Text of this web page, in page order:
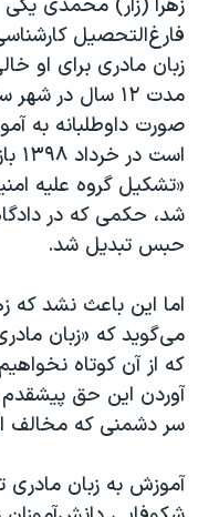
زهرا (زار) محمدی
فارغ‌التحصیل
زبان مادری برای او
مدت ۱۲ سال در
صورت داوطلبانه به
شد، حکمی که در
حبس تبدیل شد.
اما این باعث نشد
می‌گوید که «زبان
که از آن کوتاه
آوردن این حق
سر دشمنی که مخالف
آموزش به زبان مادری